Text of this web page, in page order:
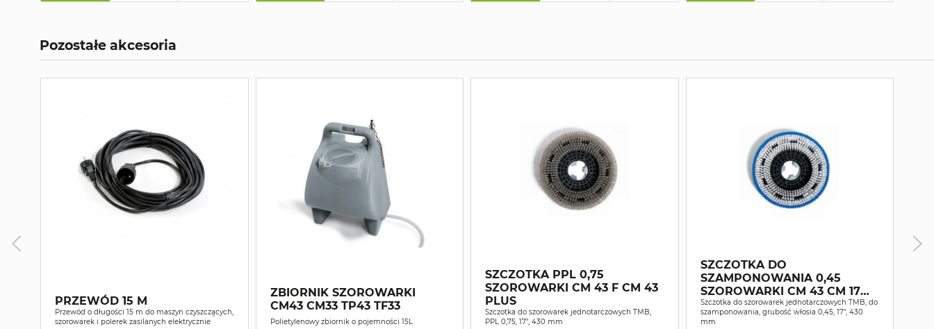
Pozostałe akcesoria
PRZEWÓD 15 M
Przewód o długości 15 m do maszyn czyszczących,
szorowarek i polerek zasilanych elektrycznie
ZBIORNIK SZOROWARKI
CM43 CM33 TP43 TF33
Polietylenowy zbiornik o pojemności 15L
SZCZOTKA PPL 0,75
SZOROWARKI CM 43 F CM 43
PLUS
Szczotka do szorowarek jednotarczowych TMB,
PPL 0,75, 17", 430 mm
SZCZOTKA DO
SZAMPONOWANIA 0,45
SZOROWARKI CM 43 CM 17
DS
Szczotka do szorowarek jednotarczowych TMB, do
szamponowania, grubość włosia 0,45, 17", 430
mm